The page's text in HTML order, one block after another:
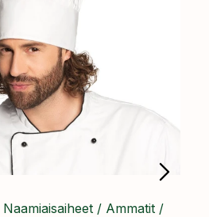
Naamiaisaiheet / Ammatit /